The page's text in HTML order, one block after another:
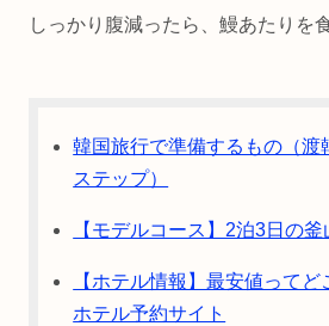
しっかり腹減ったら、鰻あたりを
韓国旅行で準備するもの（渡
ステップ）
【モデルコース】2泊3日の
【ホテル情報】最安値って
ホテル予約サイト